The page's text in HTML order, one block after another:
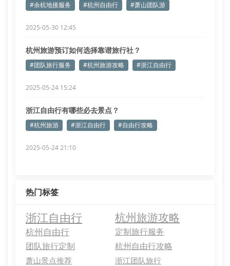
#余杭地接服务 #杭州自由行 #萧山团队游
2025-05-30 12:45
杭州旅游预订如何选择靠谱旅行社？
#团队旅行服务 #杭州旅游攻略 #浙江自由行
2025-05-24 15:24
浙江自由行有哪些必去景点？
#杭州旅游 #浙江自由行 #自由行攻略
2025-05-24 21:10
热门标签
浙江自由行 杭州旅游攻略
杭州自由行
定制旅行服务
团队旅行定制
杭州自由行攻略
萧山景点推荐
浙江团队旅行